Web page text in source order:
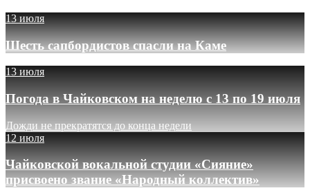
13 июля
Шесть сапбордистов спасли на Каме
13 июля
Погода в Чайковском на неделю с 13 по 19 июля
Дожди не прекратятся до конца недели
12 июля
Чайковской вокальной студии «Сияние»
присвоено звание «Народный коллектив»